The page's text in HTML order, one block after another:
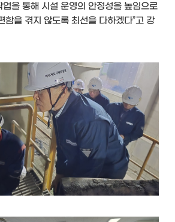
업을 통해 시설 운영의 안정성을 높임으로
함을 겪지 않도록 최선을 다하겠다”고 강